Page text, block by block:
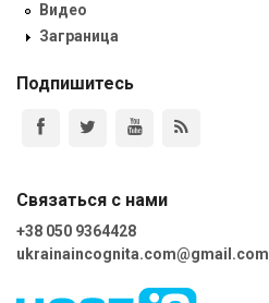
Видео
Заграница
Подпишитесь
Связаться с нами
+38 050 9364428
ukrainaincognita.com@gmail.com